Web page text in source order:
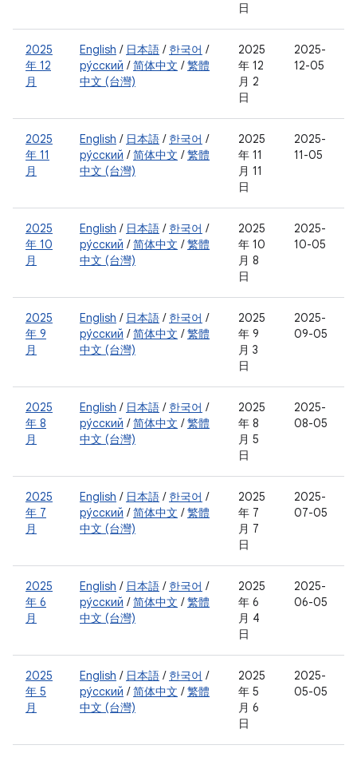
日
2025
年 12
月
English / 日本語 / 한국어 /
ру́сский /简体中文 /繁體
中文 (台灣)
2025
年 12
月 2
日
2025-
12-05
2025
年 11
月
English / 日本語 / 한국어 /
ру́сский /简体中文 /繁體
中文 (台灣)
2025
年 11
月 11
日
2025-
11-05
2025
年 10
月
English / 日本語 / 한국어 /
ру́сский /简体中文 /繁體
中文 (台灣)
2025
年 10
月 8
日
2025-
10-05
2025
年 9
月
English / 日本語 / 한국어 /
ру́сский /简体中文 /繁體
中文 (台灣)
2025
年 9
月 3
日
2025-
09-05
2025
年 8
月
English / 日本語 / 한국어 /
ру́сский /简体中文 /繁體
中文 (台灣)
2025
年 8
月 5
日
2025-
08-05
2025
年 7
月
English / 日本語 / 한국어 /
ру́сский /简体中文 /繁體
中文 (台灣)
2025
年 7
月 7
日
2025-
07-05
2025
年 6
月
English / 日本語 / 한국어 /
ру́сский /简体中文 /繁體
中文 (台灣)
2025
年 6
月 4
日
2025-
06-05
2025
年 5
月
English / 日本語 / 한국어 /
ру́сский /简体中文 /繁體
中文 (台灣)
2025
年 5
月 6
日
2025-
05-05